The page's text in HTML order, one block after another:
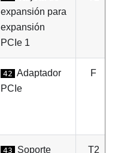
expansión para
expansión
PCIe 1
42 Adaptador
PCIe
F
43
Soporte
T2